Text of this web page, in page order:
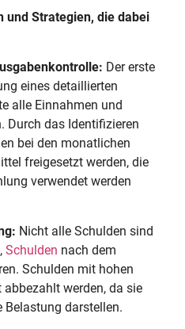
und Strategien, die dabei
Der erste
eines detaillierten
alle Einnahmen und
Durch das Identifizieren
bei den monatlichen
freigesetzt werden, die
verwendet werden
Nicht alle Schulden sind
Schulden nach dem
Schulden mit hohen
werden, da sie
darstellen.